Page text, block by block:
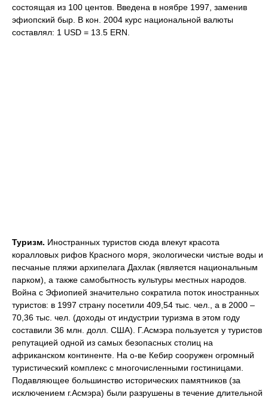
состоящая из 100 центов. Введена в ноябре 1997, заменив
эфиопский быр. В кон. 2004 курс национальной валюты
составлял: 1 USD = 13.5 ERN.
Туризм. Иностранных туристов сюда влекут красота
коралловых рифов Красного моря, экологически чистые воды и
песчаные пляжи архипелага Дахлак (является национальным
парком), а также самобытность культуры местных народов.
Война с Эфиопией значительно сократила поток иностранных
туристов: в 1997 страну посетили 409,54 тыс. чел., а в 2000 –
70,36 тыс. чел. (доходы от индустрии туризма в этом году
составили 36 млн. долл. США). Г.Асмэра пользуется у туристов
репутацией одной из самых безопасных столиц на
африканском континенте. На о-ве Кебир сооружен огромный
туристический комплекс с многочисленными гостиницами.
Подавляющее большинство исторических памятников (за
исключением г.Асмэра) были разрушены в течение длительной